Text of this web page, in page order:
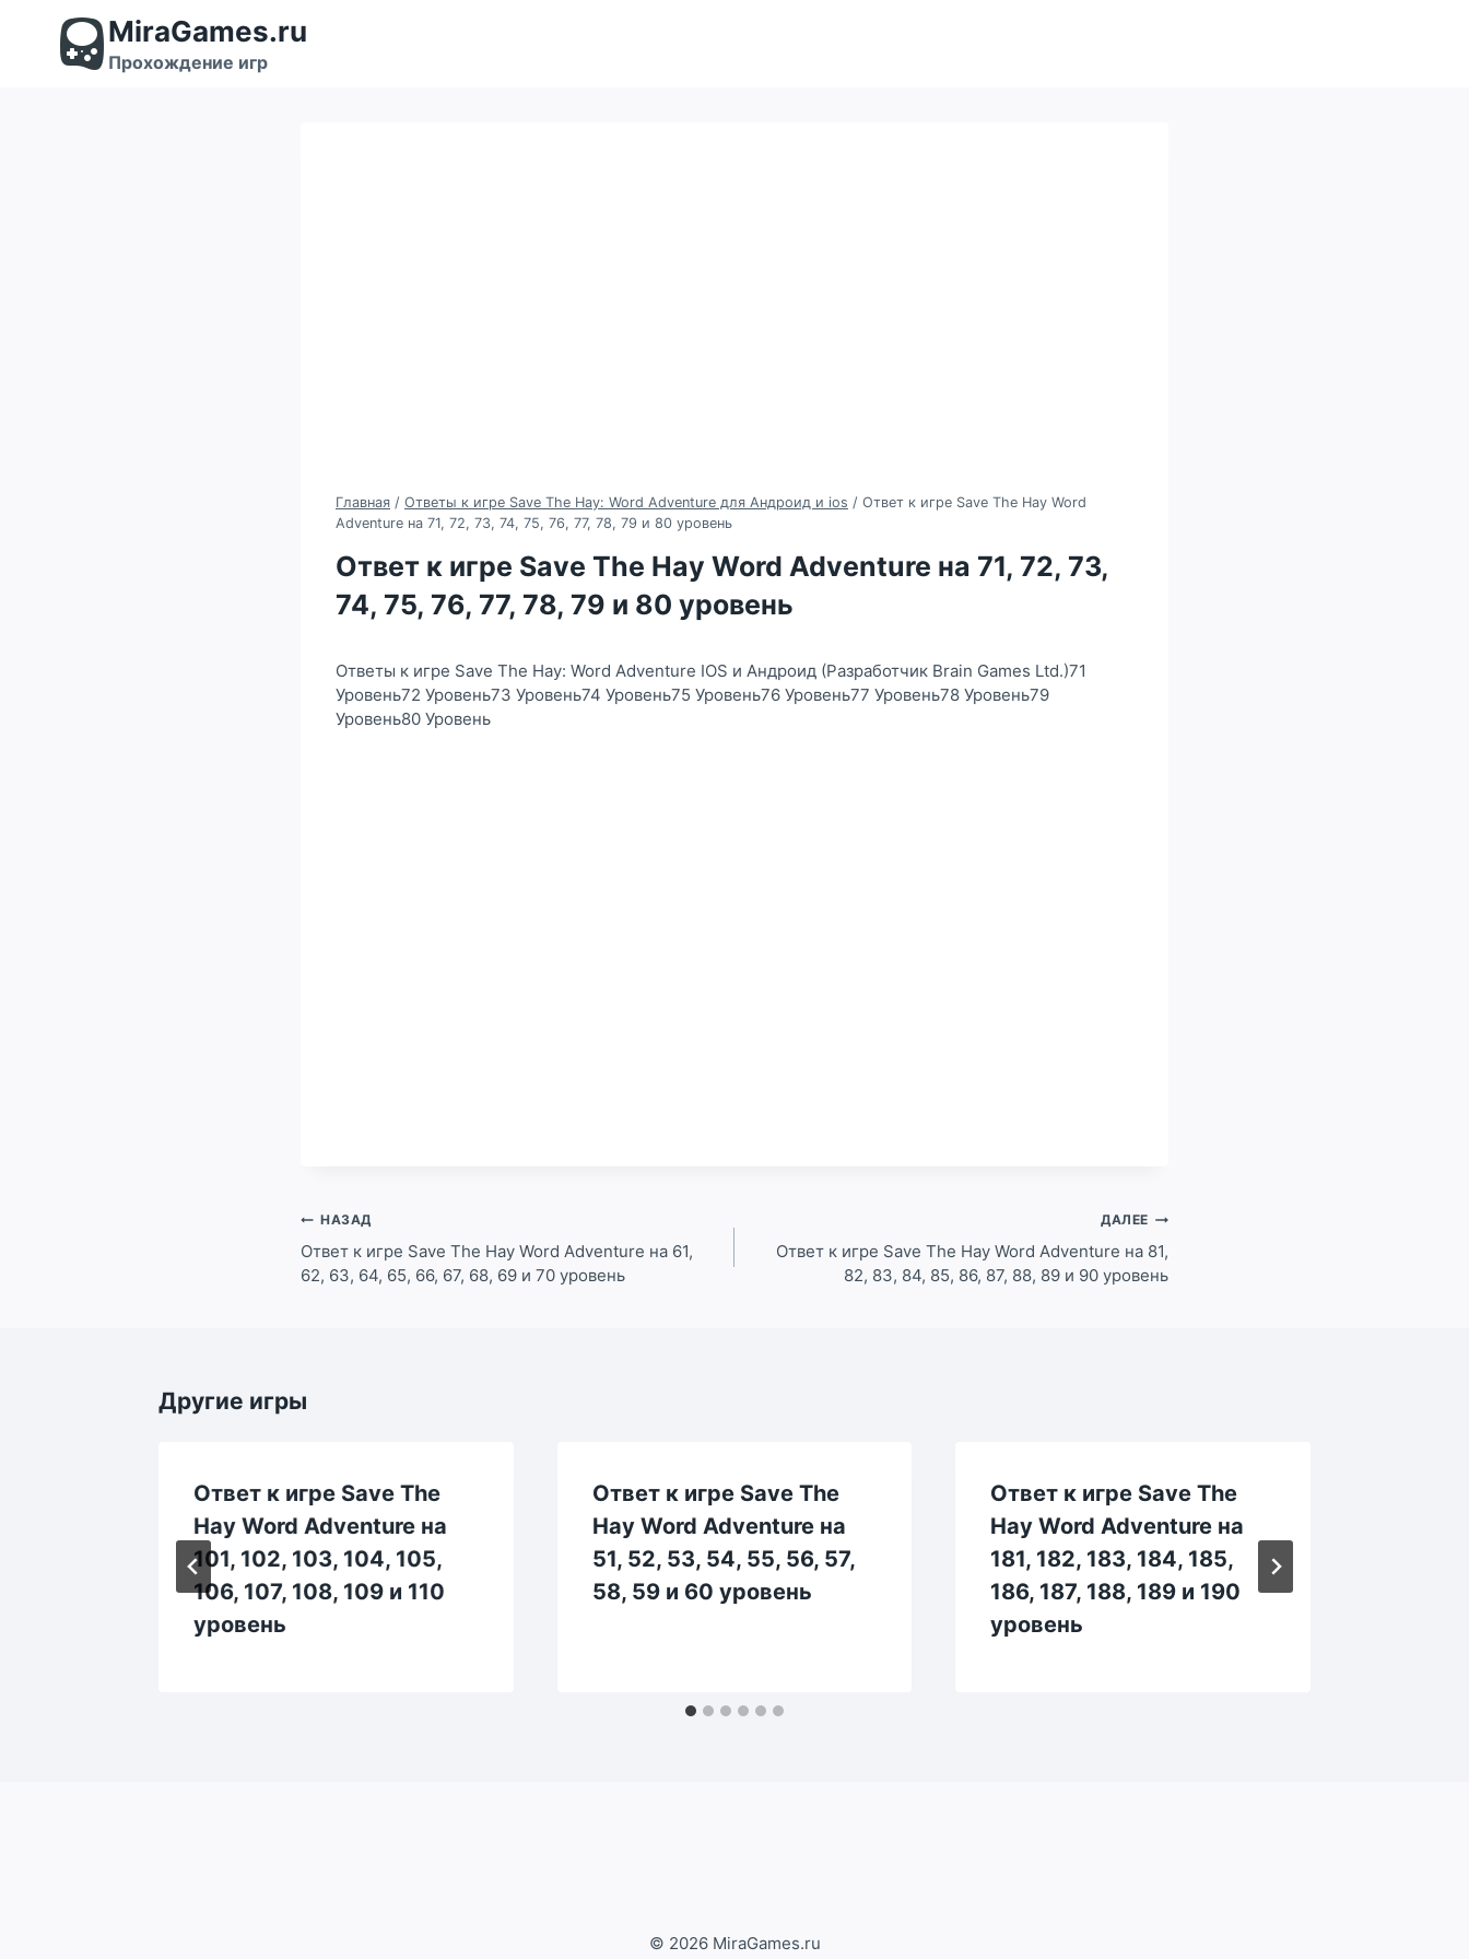
содержимому
MiraGames.ru
Прохождение игр
Главная / Ответы к игре Save The Hay: Word Adventure для Андроид и ios / Ответ к игре Save The Hay Word
Adventure на 71, 72, 73, 74, 75, 76, 77, 78, 79 и 80 уровень
Ответ к игре Save The Hay Word Adventure на 71, 72, 73,
74, 75, 76, 77, 78, 79 и 80 уровень
Ответы к игре Save The Hay: Word Adventure IOS и Андроид (Разработчик Brain Games Ltd.)71
Уровень72 Уровень73 Уровень74 Уровень75 Уровень76 Уровень77 Уровень78 Уровень79
Уровень80 Уровень
Навигация
по
записям
НАЗАД
Ответ к игре Save The Hay Word Adventure на 61,
62, 63, 64, 65, 66, 67, 68, 69 и 70 уровень
ДАЛЕЕ
Ответ к игре Save The Hay Word Adventure на 81,
82, 83, 84, 85, 86, 87, 88, 89 и 90 уровень
Другие игры
Ответ к игре Save The
Hay Word Adventure на
101, 102, 103, 104, 105,
106, 107, 108, 109 и 110
уровень
Ответ к игре Save The
Hay Word Adventure на
51, 52, 53, 54, 55, 56, 57,
58, 59 и 60 уровень
Ответ к игре Save The
Hay Word Adventure на
181, 182, 183, 184, 185,
186, 187, 188, 189 и 190
уровень
© 2026 MiraGames.ru